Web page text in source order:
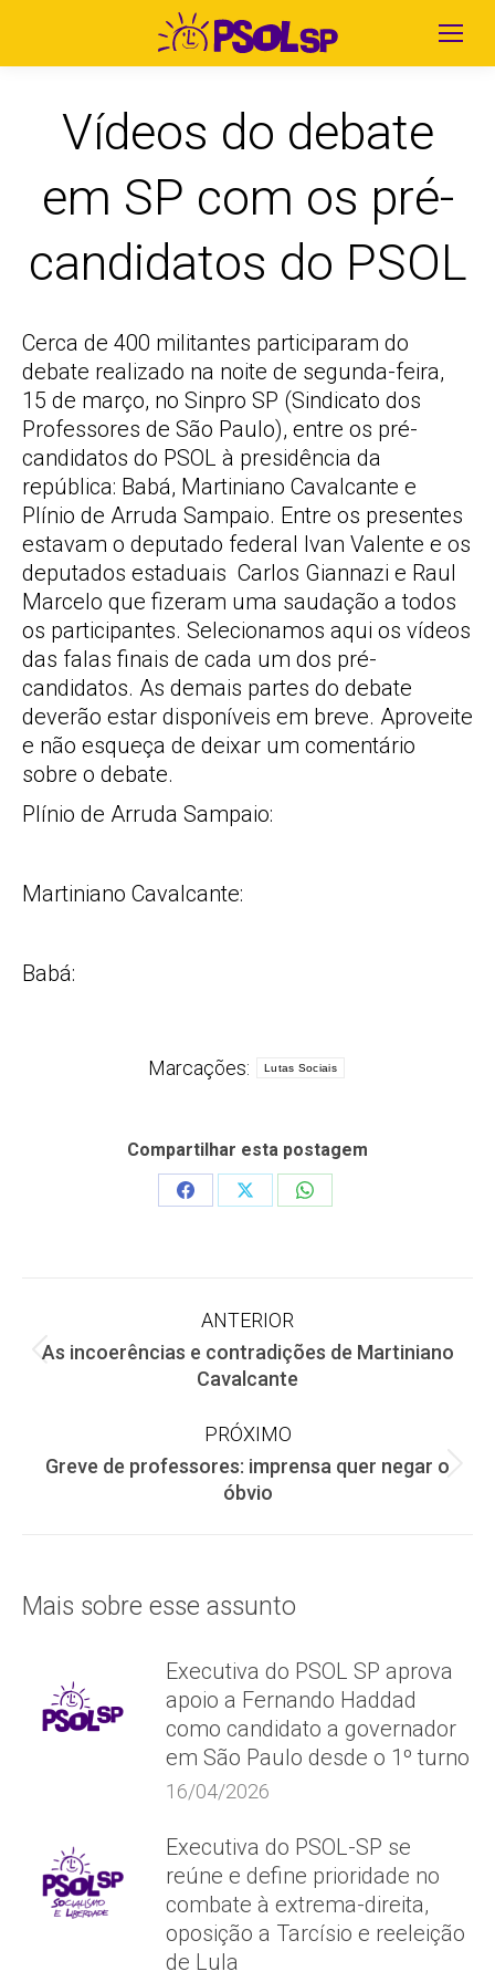
Vídeos do debate
em SP com os pré-
candidatos do PSOL
Cerca de 400 militantes participaram do
debate realizado na noite de segunda-feira,
15 de março, no Sinpro SP (Sindicato dos
Professores de São Paulo), entre os pré-
candidatos do PSOL à presidência da
república: Babá, Martiniano Cavalcante e
Plínio de Arruda Sampaio. Entre os presentes
estavam o deputado federal Ivan Valente e os
deputados estaduais Carlos Giannazi e Raul
Marcelo que fizeram uma saudação a todos
os participantes. Selecionamos aqui os vídeos
das falas finais de cada um dos pré-
candidatos. As demais partes do debate
deverão estar disponíveis em breve. Aproveite
e não esqueça de deixar um comentário
sobre o debate.
Plínio de Arruda Sampaio:
Martiniano Cavalcante:
Babá:
Marcações: Lutas Sociais
Compartilhar esta postagem
Share
Share
Share
Navegação
de
ANTERIOR
Post
anterior:
As incoerências e contradições de Martiniano
Cavalcante
PRÓXIMO
Próximo
post:
Greve de professores: imprensa quer negar o
óbvio
Mais sobre esse assunto
Executiva do PSOL SP aprova
apoio a Fernando Haddad
como candidato a governador
em São Paulo desde o 1º turno
16/04/2026
Executiva do PSOL-SP se
reúne e define prioridade no
combate à extrema-direita,
oposição a Tarcísio e reeleição
de Lula